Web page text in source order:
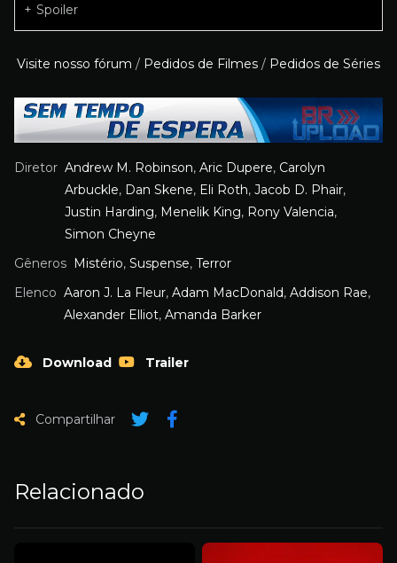
Spoiler
Visite nosso fórum / Pedidos de Filmes / Pedidos de Séries
Diretor Andrew M. Robinson, Aric Dupere, Carolyn
Arbuckle, Dan Skene, Eli Roth, Jacob D. Phair,
Justin Harding, Menelik King, Rony Valencia,
Simon Cheyne
Gêneros
Mistério, Suspense, Terror
Elenco Aaron J. La Fleur, Adam MacDonald, Addison Rae,
Alexander Elliot, Amanda Barker
Download Trailer
Compartilhar
Relacionado